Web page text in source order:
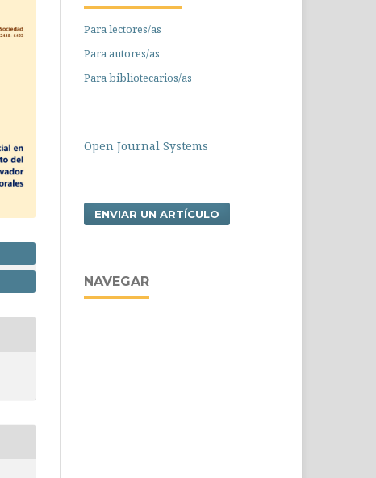
Para lectores/as
Para autores/as
Para bibliotecarios/as
Open Journal Systems
ENVIAR UN ARTÍCULO
NAVEGAR